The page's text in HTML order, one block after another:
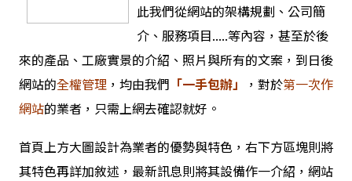
此我們從網站的架構規劃、公司簡
介、服務項目.....等內容，甚至於後
來的產品 、工廠實景的介紹、照片與所有的文案，到日後
網站的全權管理 ，均由我們 「一手包辦」 ， 對於第一次作
網站的業者，只需上網去確認就好。
首頁上方大圖設計為業者的優勢與特色，右下方區塊則將
其特色再詳加敘述，最新訊息則將其設備作一介紹，網站